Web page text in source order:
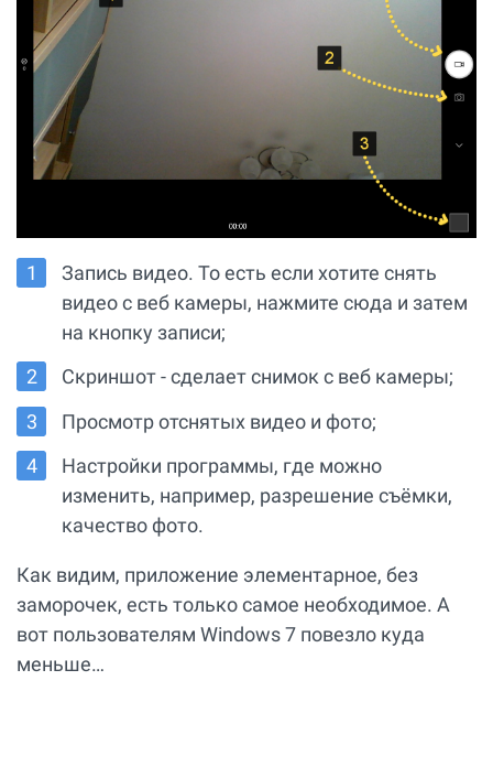
Запись видео. То есть если хотите снять
видео с веб камеры, нажмите сюда и затем
на кнопку записи;
Скриншот - сделает снимок с веб камеры;
Просмотр отснятых видео и фото;
Настройки программы, где можно
изменить, например, разрешение съёмки,
качество фото.
Как видим, приложение элементарное, без
заморочек, есть только самое необходимое. А
вот пользователям Windows 7 повезло куда
меньше…